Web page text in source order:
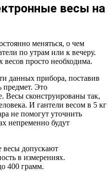
весы на
меняться, о чем
по утрам или к вечеру.
просто необходима.
данных прибора, поставив
предмет. Это
Весы сконструированы так,
И гантели весом в 5 кг
не помогут уточнить
непременно будут
допускают
в измерениях.
400 грамм.